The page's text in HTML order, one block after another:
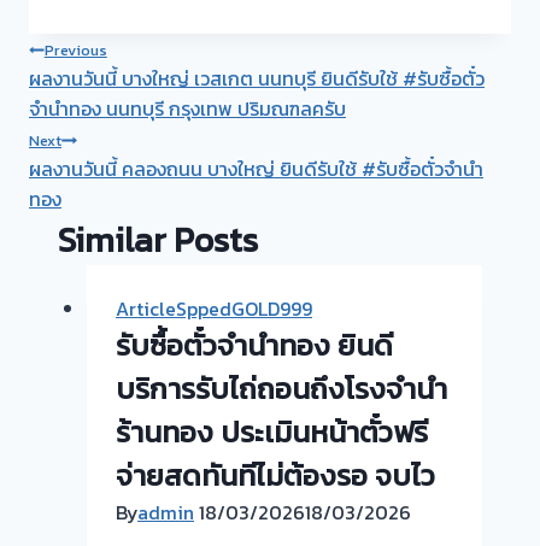
Post
navigation
Previous
ผลงานวันนี้ บางใหญ่ เวสเกต นนทบุรี ยินดีรับใช้ #รับซื้อตั๋ว
จำนำทอง นนทบุรี กรุงเทพ ปริมณฑลครับ
Next
ผลงานวันนี้ คลองถนน บางใหญ่ ยินดีรับใช้ #รับซื้อตั๋วจำนำ
ทอง
Similar Posts
ArticleSppedGOLD999
รับซื้อตั๋วจำนำทอง ยินดี
บริการรับไถ่ถอนถึงโรงจำนำ
ร้านทอง ประเมินหน้าตั๋วฟรี
จ่ายสดทันทีไม่ต้องรอ จบไว
Byadmin 18/03/202618/03/2026